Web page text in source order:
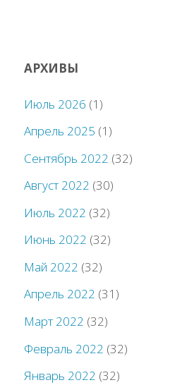
АРХИВЫ
Июль 2026 (1)
Апрель 2025 (1)
Сентябрь 2022 (32)
Август 2022 (30)
Июль 2022 (32)
Июнь 2022 (32)
Май 2022 (32)
Апрель 2022 (31)
Март 2022 (32)
Февраль 2022 (32)
Январь 2022 (32)